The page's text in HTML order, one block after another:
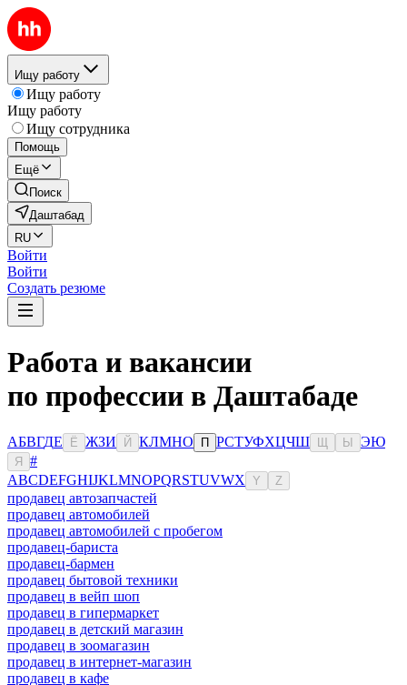
Ищу работу
Ищу работу
Ищу работу
Ищу сотрудника
Помощь
Ещё
Поиск
Даштабад
RU
Войти
Войти
Создать резюме
Работа и вакансии
по профессии в Даштабаде
АБВГДЕ Ё ЖЗИ Й КЛМНО П РСТУФХЦЧШ Ы ЭЮ
Я
#
ABCDEFGHIJKLMNOPQRSTUVWX Y Z
продавец автозапчастей
продавец автомобилей
продавец автомобилей с пробегом
продавец-бариста
продавец-бармен
продавец бытовой техники
продавец в вейп шоп
продавец в гипермаркет
продавец в детский магазин
продавец в зоомагазин
продавец в интернет-магазин
продавец в кафе